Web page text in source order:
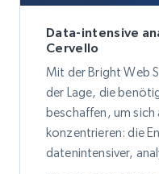
Data-intensive
Cervello
Mit der Bright Web
der Lage, die
beschaffen, um sich
konzentrieren: die
datenintensiver,